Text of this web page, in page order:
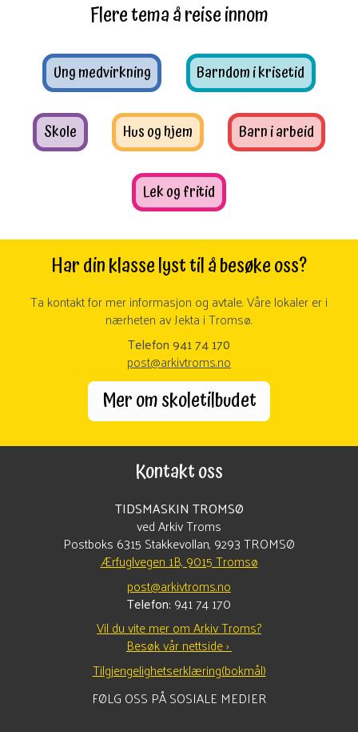
Flere tema å reise innom
Ung medvirkning Barndom i krisetid
Skole Hus og hjem Barn i arbeid
Lek og fritid
Har din klasse lyst til å besøke oss?
Ta kontakt for mer informasjon og avtale. Våre lokaler er i
nærheten av Jekta i Tromsø.
Telefon 941 74 170
post@arkivtroms.no
Mer om skoletilbudet
Kontakt oss
TIDSMASKIN TROMSØ
ved Arkiv Troms
Postboks 6315 Stakkevollan, 9293 TROMSØ
Ærfuglvegen 1B, 9015 Tromsø
post@arkivtroms.no
Telefon: 941 74 170
Vil du vite mer om Arkiv Troms?
Besøk vår nettside ›
Tilgjengelighetserklæring(bokmål)
FØLG OSS PÅ SOSIALE MEDIER